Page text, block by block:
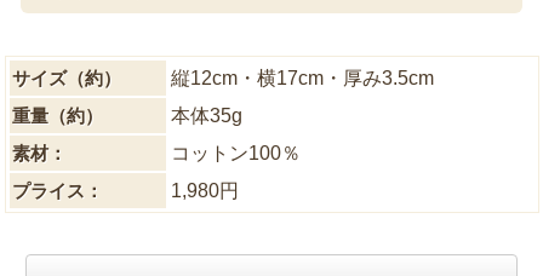
サイズ（約）
縦12cm・横17cm・厚み3.5cm
重量（約）
本体35g
素材：
コットン100％
プライス：
1,980円